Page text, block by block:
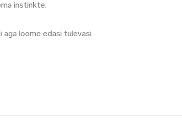
instinkte.
aga loome edasi tulevasi